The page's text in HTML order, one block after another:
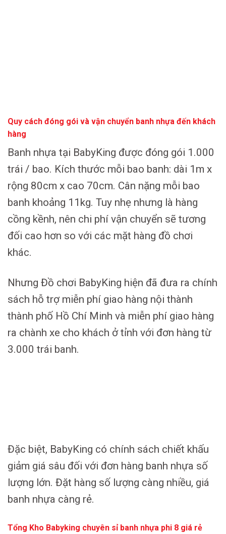
Quy cách đóng gói và vận chuyển banh nhựa đến khách
hàng
Banh nhựa tại BabyKing được đóng gói 1.000
trái / bao. Kích thước mỗi bao banh: dài 1m x
rộng 80cm x cao 70cm. Cân nặng mỗi bao
banh khoảng 11kg. Tuy nhẹ nhưng là hàng
cồng kềnh, nên chi phí vận chuyển sẽ tương
đối cao hơn so với các mặt hàng đồ chơi
khác.
Nhưng Đồ chơi BabyKing hiện đã đưa ra chính
sách hỗ trợ miễn phí giao hàng nội thành
thành phố Hồ Chí Minh và miễn phí giao hàng
ra chành xe cho khách ở tỉnh với đơn hàng từ
3.000 trái banh.
Đặc biệt, BabyKing có chính sách chiết khấu
giảm giá sâu đối với đơn hàng banh nhựa số
lượng lớn. Đặt hàng số lượng càng nhiều, giá
banh nhựa càng rẻ.
Tổng Kho Babyking chuyên sỉ banh nhựa phi 8 giá rẻ